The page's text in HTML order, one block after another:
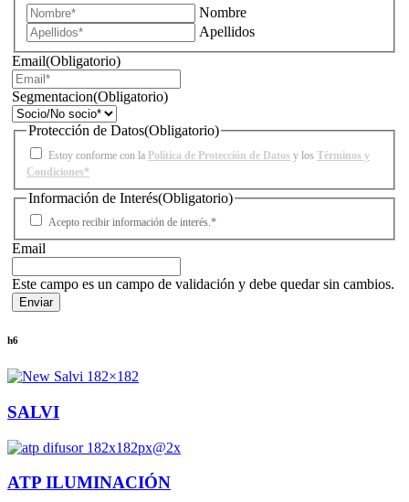
Nombre
Apellidos
Email(Obligatorio)
Segmentacion(Obligatorio)
Protección de Datos(Obligatorio)
Estoy conforme con la Política de Protección de Datos y los Términos y
Condiciones*
Información de Interés(Obligatorio)
Acepto recibir información de interés.*
Email
Este campo es un campo de validación y debe quedar sin cambios.
h6
SALVI
ATP ILUMINACIÓN